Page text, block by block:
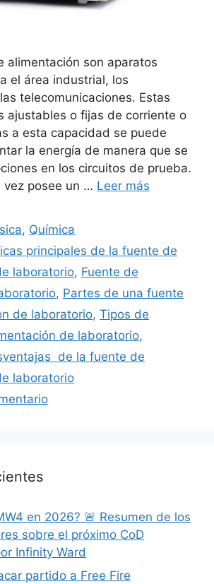
alimentación son aparatos
el área industrial, los
telecomunicaciones. Estas
ajustables o fijas de corriente o
a esta capacidad se puede
la energía de manera que se
en los circuitos de prueba.
vez posee un … Leer más
, Química
principales de la fuente de
laboratorio, Fuente de
, Partes de una fuente
de laboratorio, Tipos de
de laboratorio,
de la fuente de
laboratorio
en 2026? 🚨 Resumen de los
sobre el próximo CoD
Infinity Ward
partido a Free Fire